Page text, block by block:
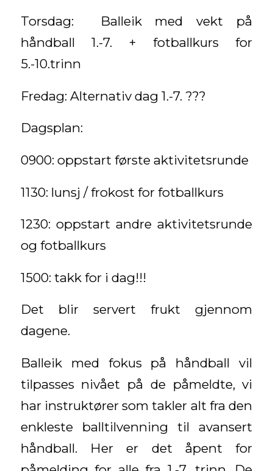
Torsdag: Balleik med vekt på
håndball 1.-7. + fotballkurs for
5.-10.trinn
Fredag: Alternativ dag 1.-7. ???
Dagsplan:
0900: oppstart første aktivitetsrunde
1130: lunsj / frokost for fotballkurs
1230: oppstart andre aktivitetsrunde
og fotballkurs
1500: takk for i dag!!!
Det blir servert frukt gjennom
dagene.
Balleik med fokus på håndball vil
tilpasses nivået på de påmeldte, vi
har instruktører som takler alt fra den
enkleste balltilvenning til avansert
håndball. Her er det åpent for